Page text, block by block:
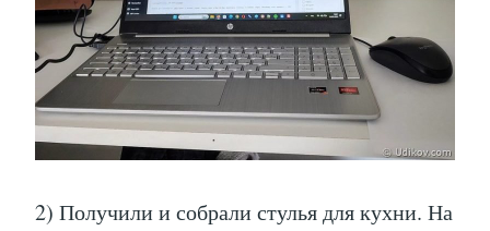
2) Получили и собрали стулья для кухни. На